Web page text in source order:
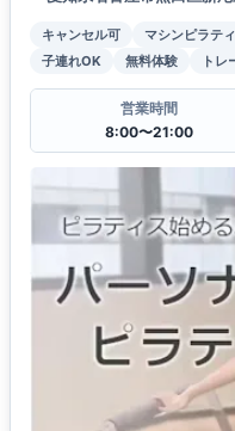
キャンセル可 マシンピラテ
子連れOK
無料体験 トレ
営業時間
8:00〜21:00